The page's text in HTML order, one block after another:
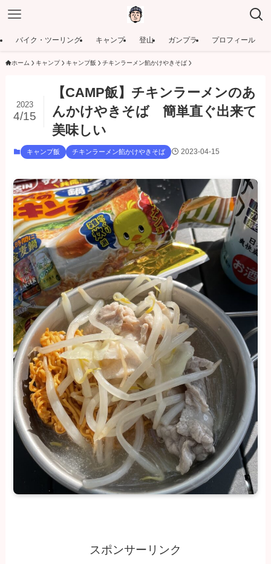
バイク・ツーリング キャンプ 登山 ガンプラ プロフィール
ホーム キャンプ キャンプ飯 チキンラーメン餡かけやきそば
【CAMP飯】チキンラーメンのあ
んかけやきそば 簡単直ぐ出来て
美味しい
2023
4/15
キャンプ飯 チキンラーメン餡かけやきそば 2023-04-15
スポンサーリンク